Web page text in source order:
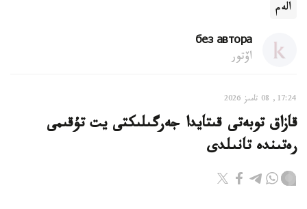
الەم
без автора
اۆتور
17:24, 08 تامىز 2026
قازاق توبەتى قىتايدا جەرگىلىكتى يت تۇقىمى
رەتىندە تانىلدى